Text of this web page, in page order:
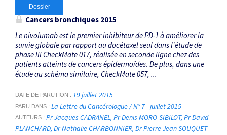
Dossier
Cancers bronchiques 2015
Le nivolumab est le premier inhibiteur de PD-1 à améliorer la
survie globale par rapport au docétaxel seul dans l'étude de
phase III CheckMate 017, réalisée en seconde ligne chez des
patients atteints de cancers épidermoïdes. De plus, dans une
étude au schéma similaire, CheckMate 057, ...
DATE DE PARUTION 19 juillet 2015
PARU DANS La Lettre du Cancérologue / N° 7 - juillet 2015
AUTEURS Pr Jacques CADRANEL Pr Denis MORO-SIBILOT Pr David
PLANCHARD Dr Nathalie CHARBONNIER Dr Pierre Jean SOUQUET